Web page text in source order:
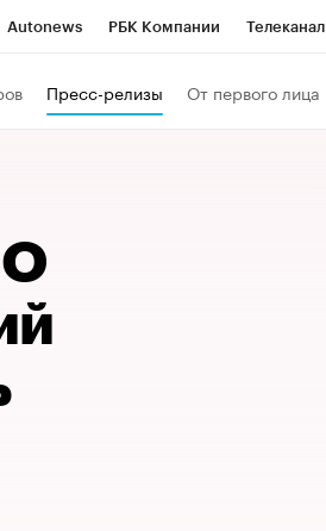
Autonews РБК Компании Телеканал
Финансы
Пресс-релизы От первого лица